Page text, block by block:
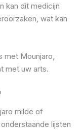
kan dit medicijn
wat kan
Mounjaro,
met uw arts.
milde of
lijsten